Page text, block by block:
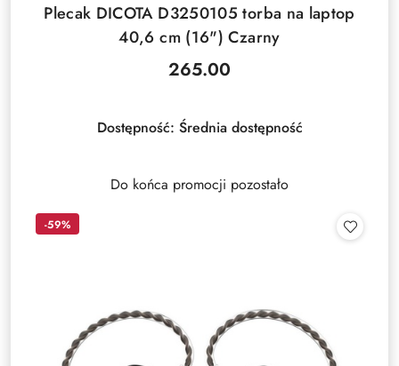
Plecak DICOTA D3250105 torba na laptop
40,6 cm (16") Czarny
Cena:
265.00
Dostępność: Średnia dostępność
Do końca promocji pozostało
-59%